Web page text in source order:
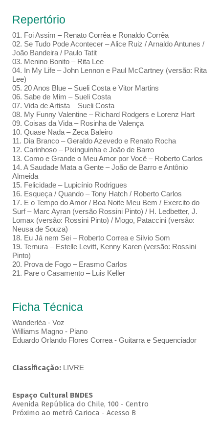
Repertório
01. Foi Assim – Renato Corrêa e Ronaldo Corrêa
02. Se Tudo Pode Acontecer – Alice Ruiz / Arnaldo Antunes /
João Bandeira / Paulo Tatit
03. Menino Bonito – Rita Lee
04. In My Life – John Lennon e Paul McCartney (versão: Rita
Lee)
05. 20 Anos Blue – Sueli Costa e Vitor Martins
06. Sabe de Mim – Sueli Costa
07. Vida de Artista – Sueli Costa
08. My Funny Valentine – Richard Rodgers e Lorenz Hart
09. Coisas da Vida – Rosinha de Valença
10. Quase Nada – Zeca Baleiro
11. Dia Branco – Geraldo Azevedo e Renato Rocha
12. Carinhoso – Pixinguinha e João de Barro
13. Como e Grande o Meu Amor por Você – Roberto Carlos
14. A Saudade Mata a Gente – João de Barro e Antônio
Almeida
15. Felicidade – Lupicínio Rodrigues
16. Esqueça / Quando – Tony Hatch / Roberto Carlos
17. E o Tempo do Amor / Boa Noite Meu Bem / Exercito do
Surf – Marc Ayran (versão Rossini Pinto) / H. Ledbetter, J.
Lomax (versão: Rossini Pinto) / Mogo, Pataccini (versão:
Neusa de Souza)
18. Eu Já nem Sei – Roberto Correa e Silvio Som
19. Ternura – Estelle Levitt, Kenny Karen (versão: Rossini
Pinto)
20. Prova de Fogo – Erasmo Carlos
21. Pare o Casamento – Luis Keller
Ficha Técnica
Wanderléa - Voz
Williams Magno - Piano
Eduardo Orlando Flores Correa - Guitarra e Sequenciador
Classificação: LIVRE
Espaço Cultural BNDES
Avenida República do Chile, 100 - Centro
Próximo ao metrô Carioca - Acesso B